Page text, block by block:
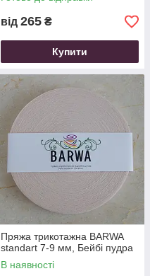
від 265 ₴
Купити
Пряжа трикотажна ВARWA
standart 7-9 мм, Бейбі пудра
В наявності